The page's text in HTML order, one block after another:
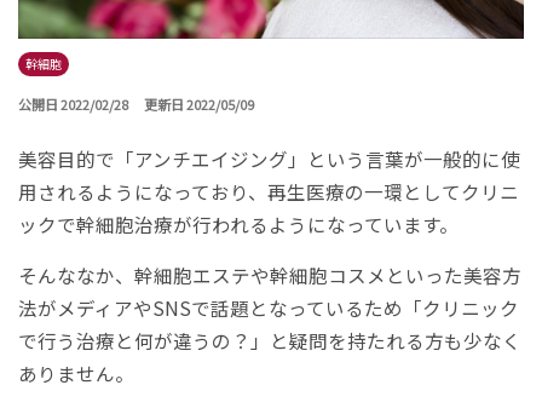
幹細胞
公開日 2022/02/28 更新日 2022/05/09
美容目的で「アンチエイジング」という言葉が一般的に使
用されるようになっており、再生医療の一環としてクリニ
ックで幹細胞治療が行われるようになっています。
そんななか、幹細胞エステや幹細胞コスメといった美容方
法がメディアやSNSで話題となっているため「クリニック
で行う治療と何が違うの？」と疑問を持たれる方も少なく
ありません。